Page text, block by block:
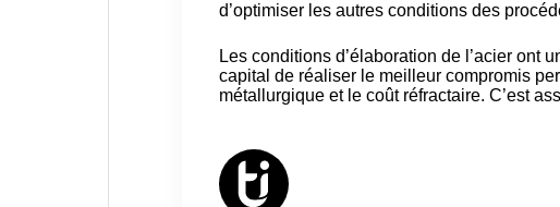
d’optimiser les autres conditions des
Les conditions d’élaboration de l’acier ont
capital de réaliser le meilleur compromis
métallurgique et le coût réfractaire. C’est